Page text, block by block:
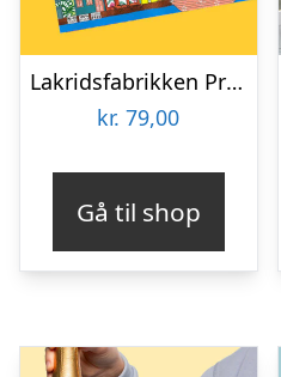
Lakridsfabrikken Premiumlakrids – Copenhagen
kr. 79,00
Gå til shop